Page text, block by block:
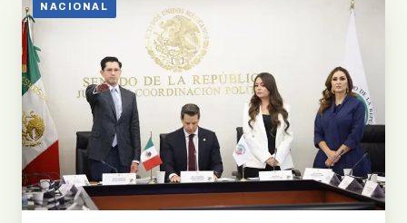
NACIONAL